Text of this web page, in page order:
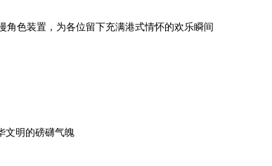
色装置，为各位留下充满港式情怀的欢乐瞬间
文明的磅礴气魄